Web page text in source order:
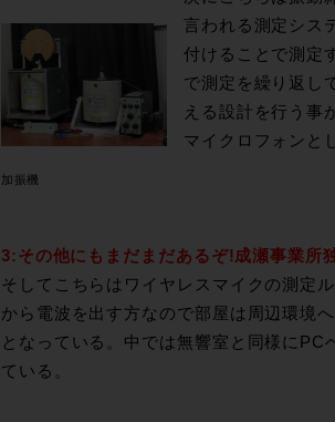
加振機
言われる測定シス
付けることで測定
で測定を繰り返し
える設計を行う事
マイクロフォンと
3:その他にもまだまだあるぞ!成瀬事業所
そしてこちらはワイヤレスマイクの測定
から電波を出す方なので部屋は周辺環境
となっている。中では無響室と同様にPC
ている。